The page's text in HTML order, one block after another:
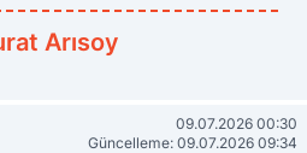
Arısoy
09.07.2026 00:30
Güncelleme: 09.07.2026 09:34